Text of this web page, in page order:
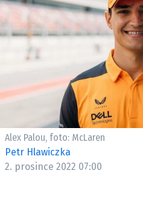
PROFILY
PROFILY
SLEDUJTE NÁS
Alex Palou, foto: McLaren
Petr Hlawiczka
2. prosince 2022 07:00